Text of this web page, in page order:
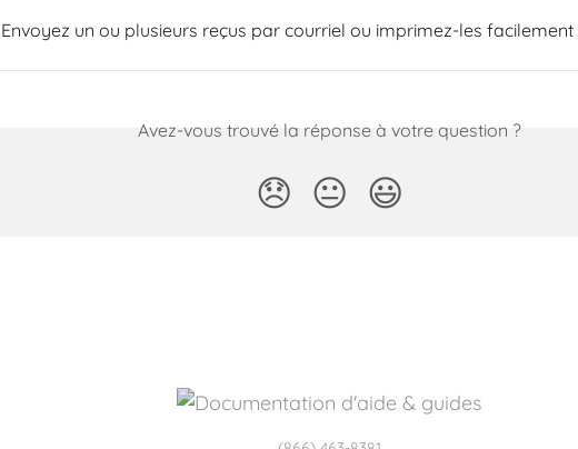
Envoyez un ou plusieurs reçus par courriel ou imprimez-les facilement
Avez-vous trouvé la réponse à votre question ?
😞 😐 😃